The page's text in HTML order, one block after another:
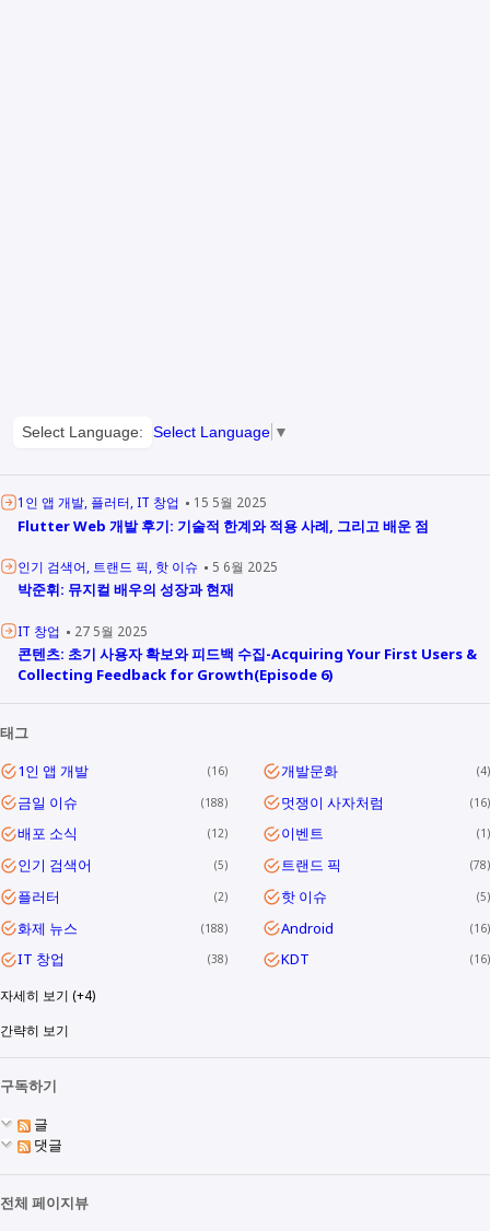
Select Language: Select Language ▼
1인 앱 개발 플러터 IT 창업 15 5월 2025
Flutter Web 개발 후기: 기술적 한계와 적용 사례, 그리고 배운 점
인기 검색어 트랜드 픽 핫 이슈 5 6월 2025
박준휘: 뮤지컬 배우의 성장과 현재
IT 창업 27 5월 2025
콘텐츠: 초기 사용자 확보와 피드백 수집-Acquiring Your First Users &
Collecting Feedback for Growth(Episode 6)
태그
1인 앱 개발
16 개발문화 4
금일 이슈 188 멋쟁이 사자처럼 16
배포 소식 12 이벤트 1
인기 검색어 5 트랜드 픽 78
플러터 2 핫 이슈 5
화제 뉴스 188 Android 16
IT 창업 38 KDT 16
자세히 보기 (+4)
간략히 보기
구독하기
글
댓글
전체 페이지뷰